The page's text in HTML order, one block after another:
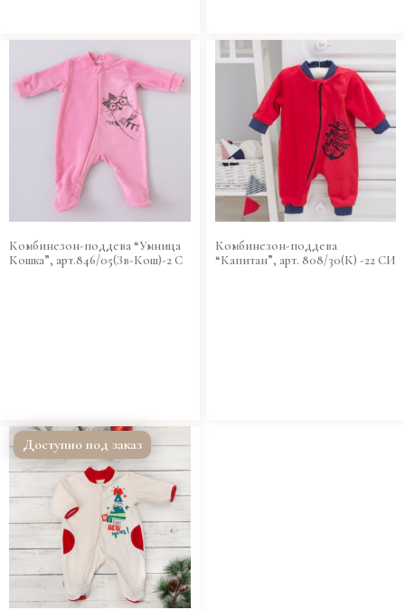
Комбинезон-поддева “Умница
Кошка”, арт.846/05(Зв-Кош)-2 С
Комбинезон-поддева
“Капитан”, арт. 808/30(К) -22 СИ
Доступно под заказ